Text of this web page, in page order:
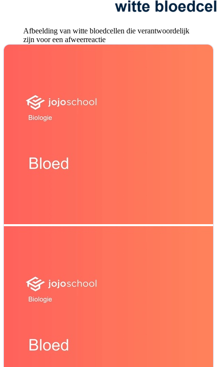
Afbeelding van witte bloedcellen die verantwoordelijk
zijn voor een afweerreactie